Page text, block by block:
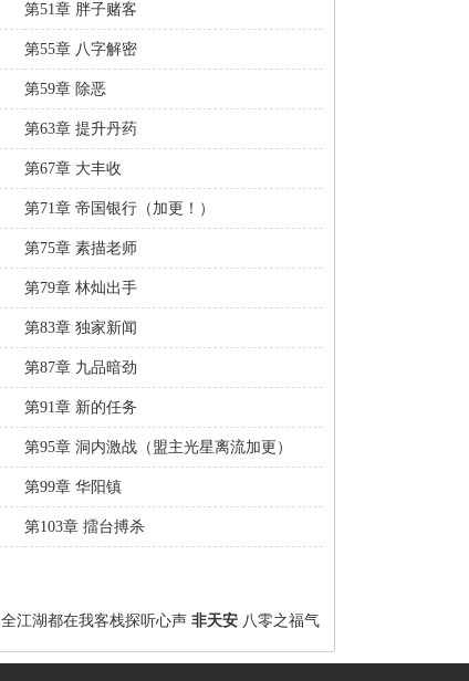
第51章 胖子赌客
第55章 八字解密
第59章 除恶
第63章 提升丹药
第67章 大丰收
第71章 帝国银行（加更！）
第75章 素描老师
第79章 林灿出手
第83章 独家新闻
第87章 九品暗劲
第91章 新的任务
第95章 洞内激战（盟主光星离流加更）
第99章 华阳镇
第103章 擂台搏杀
全江湖都在我客栈探听心声 非天安 八零之福气